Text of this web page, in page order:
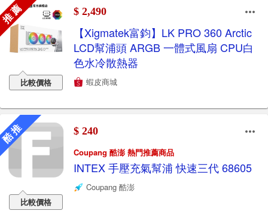
薦
比較價格
$ 2,490
【Xigmatek富鈞】LK PRO 360 Arctic
LCD幫浦頭 ARGB 一體式風扇 CPU白
色水冷散熱器
蝦皮商城
推
比較價格
$ 240
Coupang 酷澎 熱門推薦商品
INTEX 手壓充氣幫浦 快速三代 68605
Coupang 酷澎